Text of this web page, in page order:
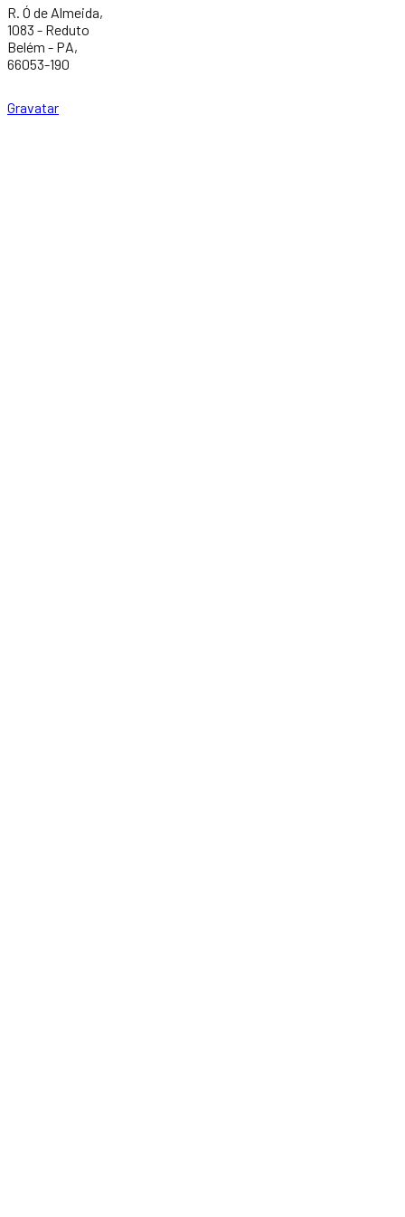
R. Ó de Almeida,
1083 - Reduto
Belém - PA,
66053-190
Gravatar